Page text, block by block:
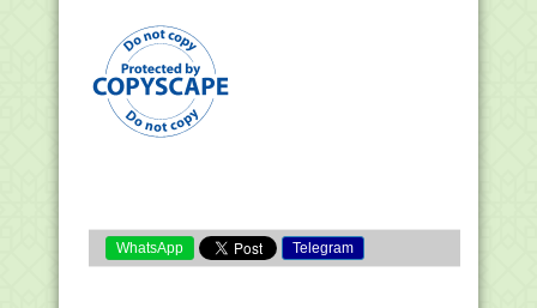
WhatsApp Telegram